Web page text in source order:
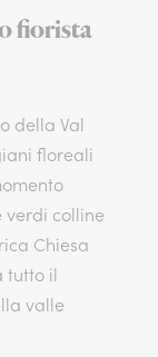
fiorista
della Val
floreali
verdi colline
Chiesa
tutto il
valle